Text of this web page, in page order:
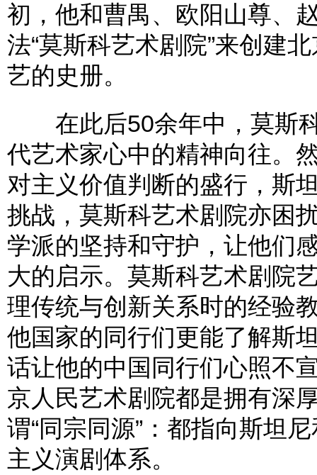
初，他和曹禺、欧阳山尊、
法“莫斯科艺术剧院”来创建
艺的史册。
在此后50余年中，莫斯科
代艺术家心中的精神向往。
对主义价值判断的盛行，斯
挑战，莫斯科艺术剧院亦困
学派的坚持和守护，让他们
大的启示。莫斯科艺术剧院
理传统与创新关系时的经验
他国家的同行们更能了解斯
话让他的中国同行们心照不
京人民艺术剧院都是拥有深
谓“同宗同源”：都指向斯坦
主义演剧体系。